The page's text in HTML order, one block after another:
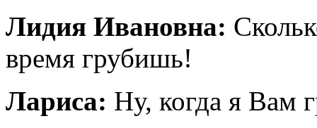
Лидия Ивановна:
время грубишь!
Лариса: Ну, когда я Вам